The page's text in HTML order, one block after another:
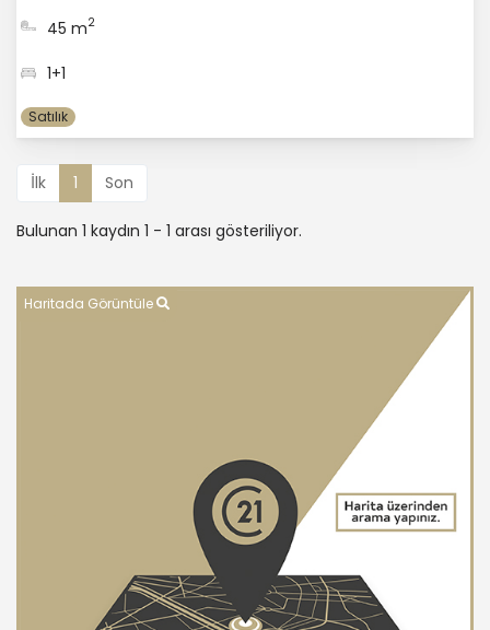
45 m2
1+1
Satılık
İlk 1 Son
Bulunan 1 kaydın 1 - 1 arası gösteriliyor.
Haritada Görüntüle